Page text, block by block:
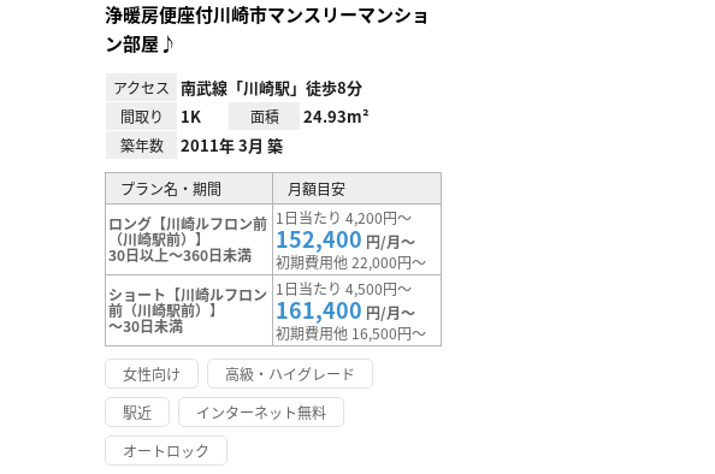
浄暖房便座付川崎市マンスリーマンショ
ン部屋♪
アクセス 南武線「川崎駅」徒歩8分
間取り 1K 面積 24.93m²
築年数 2011年 3月 築
プラン名・期間
月額目安
ロング【川崎ルフロン前
（川崎駅前）】
30日以上～360日未満
1日当たり 4,200円～
152,400 円/月～
初期費用他 22,000円～
ショート【川崎ルフロン
前（川崎駅前）】
～30日未満
1日当たり 4,500円～
161,400 円/月～
初期費用他 16,500円～
女性向け
高級・ハイグレード
駅近
インターネット無料
オートロック